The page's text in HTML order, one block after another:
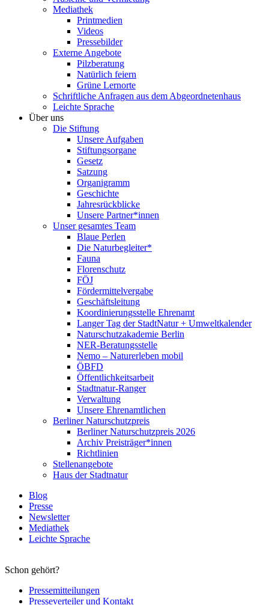
Mediathek
Printmedien
Videos
Pressebilder
Externe Angebote
Pilzberatung
Natürlich feiern
Grüne Lernorte
Schriftliche Anfragen aus dem Abgeordnetenhaus
Leichte Sprache
Über uns
Die Stiftung
Unsere Aufgaben
Stiftungsorgane
Gesetz
Satzung
Organigramm
Geschichte
Jahresrückblicke
Unsere Partner*innen
Unser gesamtes Team
Blaue Perlen
Die Naturbegleiter*
Fauna
Florenschutz
FÖJ
Fördermittelvergabe
Geschäftsleitung
Koordinierungsstelle Ehrenamt
Langer Tag der StadtNatur + Umweltkalender
Naturschutzakademie Berlin
NER-Beratungsstelle
Nemo – Naturerleben mobil
ÖBFD
Öffentlichkeitsarbeit
Stadtnatur-Ranger
Verwaltung
Unsere Ehrenamtlichen
Berliner Naturschutzpreis
Berliner Naturschutzpreis 2026
Archiv Preisträger*innen
Richtlinien
Stellenangebote
Haus der Stadtnatur
Blog
Presse
Newsletter
Mediathek
Leichte Sprache
Schon gehört?
Pressemitteilungen
Presseverteiler und Kontakt